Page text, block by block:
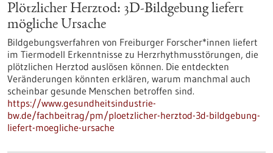
Plötzlicher Herztod: 3D-Bildgebung liefert
mögliche Ursache
Bildgebungsverfahren von Freiburger Forscher*innen liefert
im Tiermodell Erkenntnisse zu Herzrhythmusstörungen, die
plötzlichen Herztod auslösen können. Die entdeckten
Veränderungen könnten erklären, warum manchmal auch
scheinbar gesunde Menschen betroffen sind.
https://www.gesundheitsindustrie-
bw.de/fachbeitrag/pm/ploetzlicher-herztod-3d-bildgebung-
liefert-moegliche-ursache